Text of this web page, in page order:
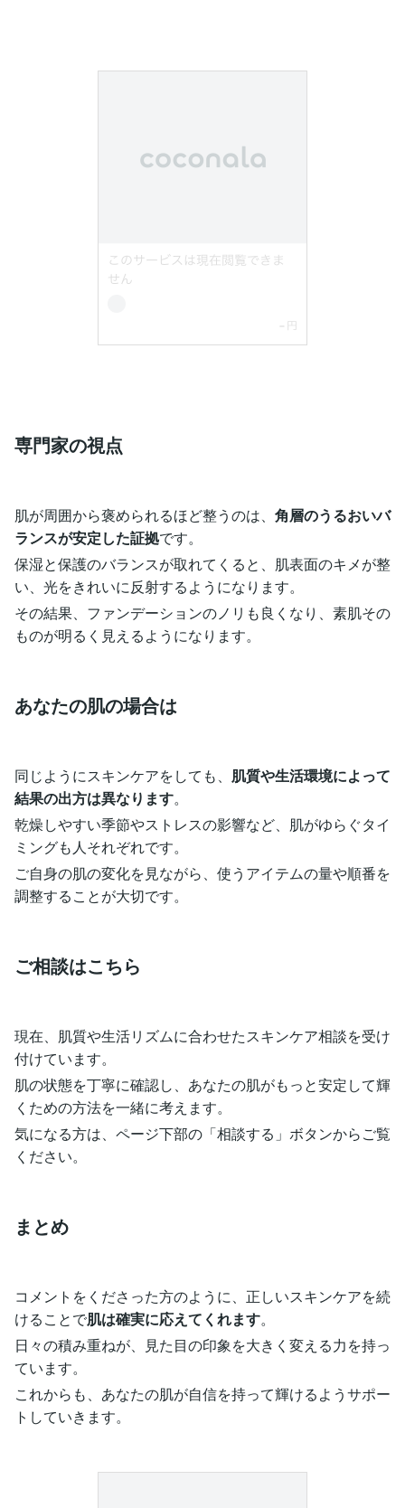
専門家の視点
肌が周囲から褒められるほど整うのは、 角層のうるおいバ
ランスが安定した証拠です。
保湿と保護のバランスが取れてくると、肌表面のキメが整
い、光をきれいに反射するようになります。
その結果、ファンデーションのノリも良くなり、素肌その
ものが明るく見えるようになります。
あなたの肌の場合は
同じようにスキンケアをしても、 肌質や生活環境によって
結果の出方は異なります。
乾燥しやすい季節やストレスの影響など、肌がゆらぐタイ
ミングも人それぞれです。
ご自身の肌の変化を見ながら、使うアイテムの量や順番を
調整することが大切です。
ご相談はこちら
現在、肌質や生活リズムに合わせたスキンケア相談を受け
付けています。
肌の状態を丁寧に確認し、あなたの肌がもっと安定して輝
くための方法を一緒に考えます。
気になる方は、ページ下部の「相談する」ボタンからご覧
ください。
まとめ
コメントをくださった方のように、正しいスキンケアを続
けることで肌は確実に応えてくれます。
日々の積み重ねが、見た目の印象を大きく変える力を持っ
ています。
これからも、あなたの肌が自信を持って輝けるようサポー
トしていきます。